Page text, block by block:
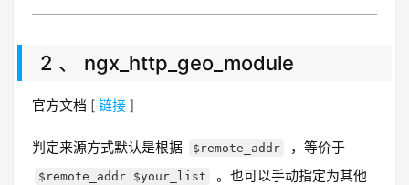
2 、 ngx_http_geo_module
官方文档 [ 链接 ]
判定来源方式默认是根据 $remote_addr ，等价于
$remote_addr $your_list
。也可以手动指定为其他